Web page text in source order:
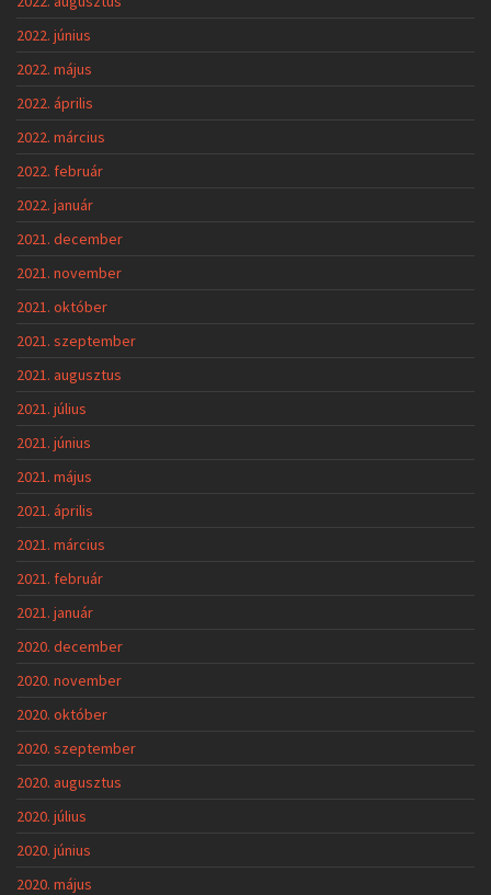
2022. június
2022. május
2022. április
2022. március
2022. február
2022. január
2021. december
2021. november
2021. október
2021. szeptember
2021. augusztus
2021. július
2021. június
2021. május
2021. április
2021. március
2021. február
2021. január
2020. december
2020. november
2020. október
2020. szeptember
2020. augusztus
2020. július
2020. június
2020. május